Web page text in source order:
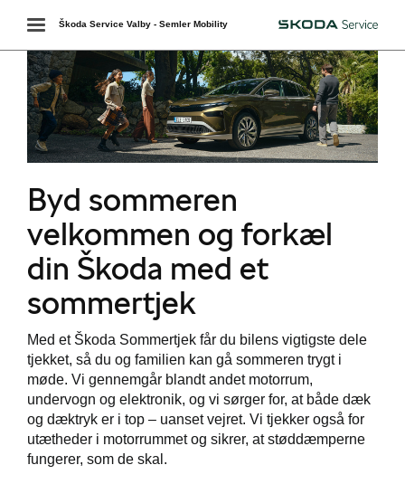
Toggle
navigation
Škoda
Škoda Service Valby - Semler Mobility
Byd sommeren
velkommen og forkæl
din Škoda med et
sommertjek
Med et Škoda Sommertjek får du bilens vigtigste dele
tjekket, så du og familien kan gå sommeren trygt i
møde. Vi gennemgår blandt andet motorrum,
undervogn og elektronik, og vi sørger for, at både dæk
og dæktryk er i top – uanset vejret. Vi tjekker også for
utætheder i motorrummet og sikrer, at støddæmperne
fungerer, som de skal.